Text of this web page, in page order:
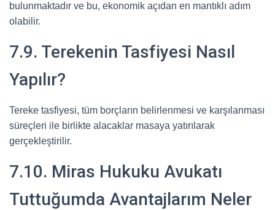
bulunmaktadır ve bu, ekonomik açıdan en mantıklı adım
olabilir.
7.9. Terekenin Tasfiyesi Nasıl
Yapılır?
Tereke tasfiyesi, tüm borçların belirlenmesi ve karşılanması
süreçleri ile birlikte alacaklar masaya yatırılarak
gerçekleştirilir.
7.10. Miras Hukuku Avukatı
Tuttuğumda Avantajlarım Neler